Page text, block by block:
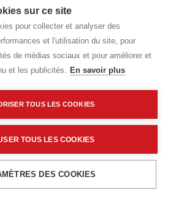
sur ce site
pour collecter et analyser des
et l'utilisation du site, pour
de médias sociaux et pour améliorer et
et les publicités. En savoir plus
TOUS LES COOKIES
TOUS LES COOKIES
DES COOKIES
Sur commande
au panier